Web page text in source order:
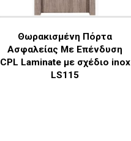
Θωρακισμένη Πόρτα
Ασφαλείας Με Επένδυση
CPL Laminate με σχέδιο inox
LS115